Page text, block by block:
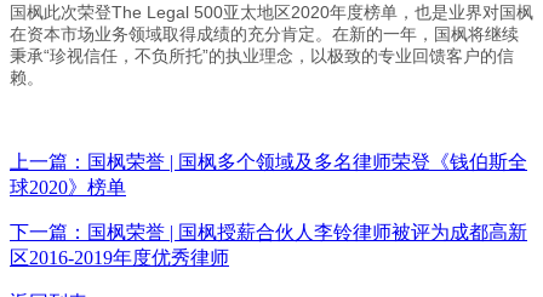
国枫此次荣登The Legal 500亚太地区2020年度榜单，也是业界对国枫
在资本市场业务领域取得成绩的充分肯定。在新的一年，国枫将继续
秉承“珍视信任，不负所托”的执业理念，以极致的专业回馈客户的信
赖。
上一篇：国枫荣誉 | 国枫多个领域及多名律师荣登《钱伯斯全
球2020》榜单
下一篇：国枫荣誉 | 国枫授薪合伙人李铃律师被评为成都高新
区2016-2019年度优秀律师